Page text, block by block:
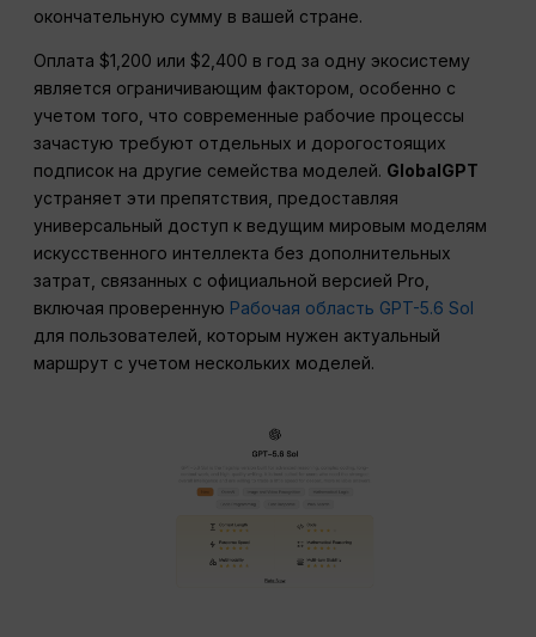
окончательную сумму в вашей стране.
Оплата $1,200 или $2,400 в год за одну экосистему
является ограничивающим фактором, особенно с
учетом того, что современные рабочие процессы
зачастую требуют отдельных и дорогостоящих
подписок на другие семейства моделей. GlobalGPT
устраняет эти препятствия, предоставляя
универсальный доступ к ведущим мировым моделям
искусственного интеллекта без дополнительных
затрат, связанных с официальной версией Pro,
включая проверенную Рабочая область GPT-5.6 Sol
для пользователей, которым нужен актуальный
маршрут с учетом нескольких моделей.